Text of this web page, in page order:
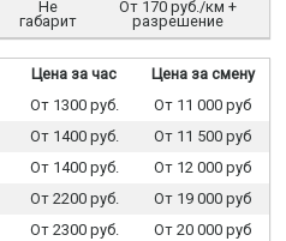
Не
габарит
От 170 руб./км +
разрешение
Цена за час
Цена за смену
От 1300 руб.
От 11 000 руб
От 1400 руб.
От 11 500 руб
От 1400 руб.
От 12 000 руб
От 2200 руб.
От 19 000 руб
От 2300 руб.
От 20 000 руб